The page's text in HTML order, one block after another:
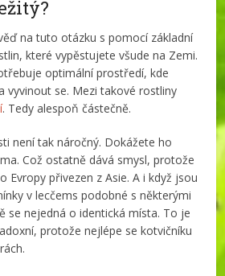
na tuto otázku s pomocí základní
které vypěstujete všude na Zemi.
optimální prostředí, kde
vyvinout se. Mezi takové rostliny
. Tedy alespoň částečně.
není tak náročný. Dokážete ho
Což ostatně dává smysl, protože
Evropy přivezen z Asie. A i když jsou
v lecčems podobné s některými
se nejedná o identická místa. To je
protože nejlépe se kotvičníku